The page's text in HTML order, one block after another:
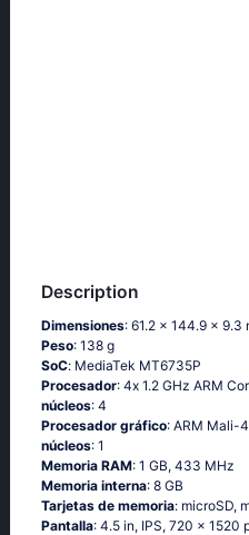
Description
Dimensiones: 61.2 x 144.9 x 9.3
Peso: 138 g
SoC: МеdiаТеk МТ6735Р
Procesador: 4х 1.2 GНz АRМ
núcleos: 4
Procesador gráfico: ARM Mali-
núcleos: 1
Memoria RAM: 1 GB, 433 MHz
Memoria interna: 8 GB
Tarjetas de memoria: microSD,
Pantalla: 4.5 in, IPS, 720 x 1520